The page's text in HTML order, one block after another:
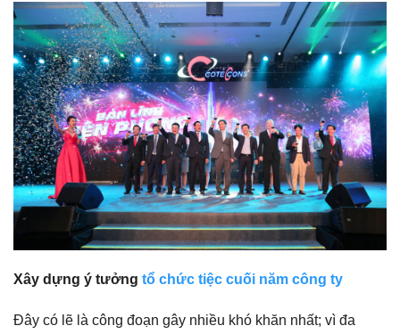
Xây dựng ý tưởng tổ chức tiệc cuối năm công ty
Đây có lẽ là công đoạn gây nhiều khó khăn nhất; vì đa